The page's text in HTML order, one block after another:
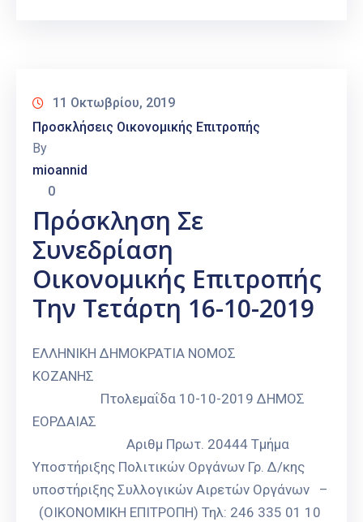
11 Οκτωβρίου, 2019
Προσκλήσεις Οικονομικής Επιτροπής
By
mioannid
0
Πρόσκληση Σε
Συνεδρίαση
Οικονομικής Επιτροπής
Την Τετάρτη 16-10-2019
ΕΛΛΗΝΙΚΗ ΔΗΜΟΚΡΑΤΙΑ ΝΟΜΟΣ
ΚΟΖΑΝΗΣ
Πτολεμαΐδα 10-10-2019 ΔΗΜΟΣ
ΕΟΡΔΑΙΑΣ
Αριθμ Πρωτ. 20444 Τμήμα
Υποστήριξης Πολιτικών Οργάνων Γρ. Δ/κης
υποστήριξης Συλλογικών Αιρετών Οργάνων –
(ΟΙΚΟΝΟΜΙΚΗ ΕΠΙΤΡΟΠΗ) Τηλ: 246 335 01 10